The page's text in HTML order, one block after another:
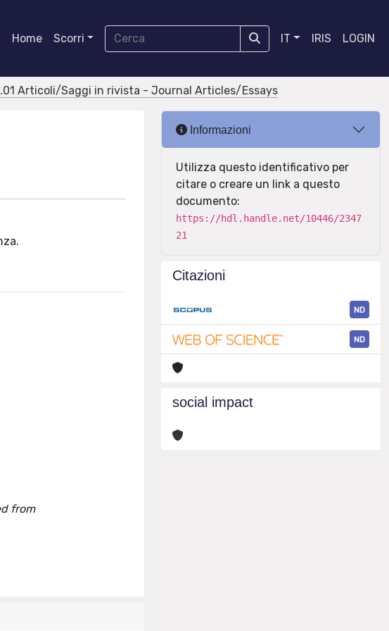
Home Scorri IT IRIS LOGIN
Articoli/Saggi in rivista - Journal Articles/Essays
from
Informazioni
Utilizza questo identificativo per
citare o creare un link a questo
documento:
https://hdl.handle.net/10446/2347
21
Citazioni
ND
ND
social impact